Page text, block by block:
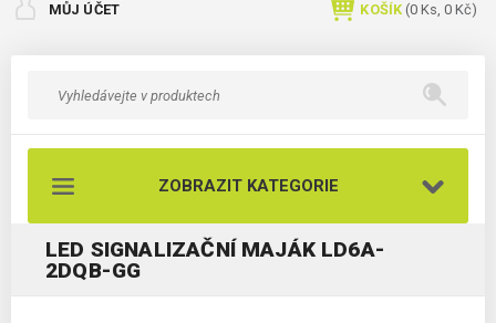
MŮJ ÚČET KOŠÍK (0 Ks, 0 Kč)
ZOBRAZIT KATEGORIE
LED SIGNALIZAČNÍ MAJÁK LD6A-
2DQB-GG